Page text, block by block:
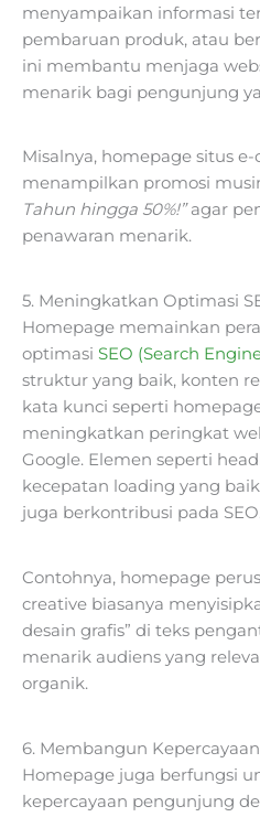
menyampaikan informasi
pembaruan produk, atau
ini membantu menjaga
menarik bagi pengunjung
Misalnya, homepage situs
menampilkan promosi
Tahun hingga 50%!”agar
penawaran menarik.
5. Meningkatkan Optimasi
Homepage memainkan
optimasi SEO (Search
struktur yang baik, konten
kata kunci seperti
meningkatkan peringkat
Google. Elemen seperti
kecepatan loading yang
juga berkontribusi pada
Contohnya, homepage
creative biasanya
desain grafis” di teks
menarik audiens yang
organik.
6. Membangun
Homepage juga berfungsi
kepercayaan pengunjung